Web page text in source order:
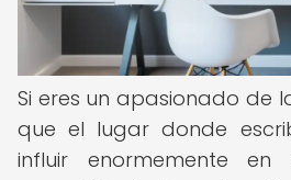
Si eres un apasionado de
que el lugar donde
influir enormemente